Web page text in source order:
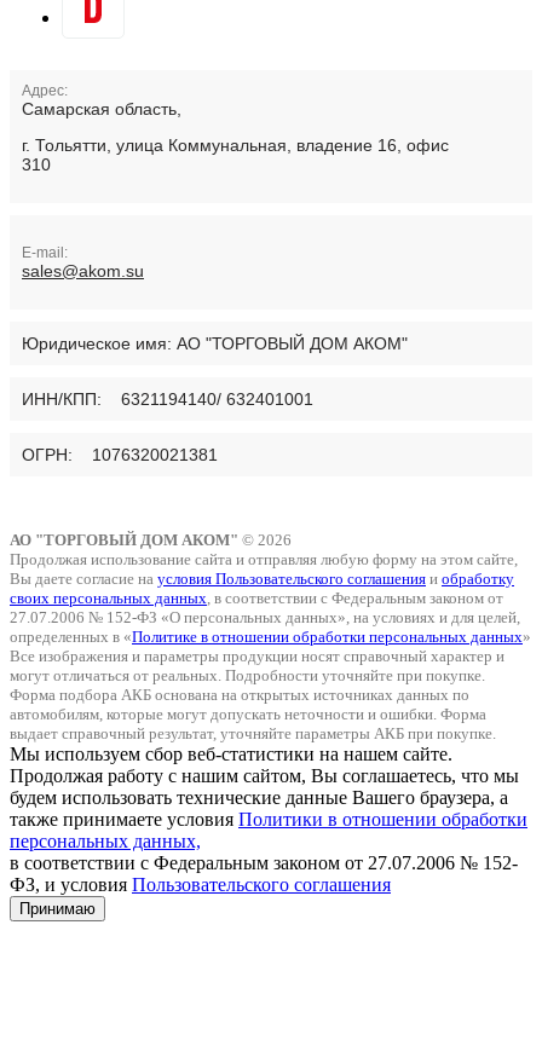
Юридическое имя: АО "ТОРГОВЫЙ ДОМ АКОМ"
ИНН/КПП: 6321194140/ 632401001
ОГРН: 1076320021381
Адрес:
Самарская область,
г. Тольятти, улица Коммунальная, владение 16, офис
310
E-mail:
sales@akom.su
АО "ТОРГОВЫЙ ДОМ АКОМ" © 2026
Продолжая использование сайта и отправляя любую форму на этом сайте,
Вы даете согласие на условия Пользовательского соглашения и обработку
своих персональных данных, в соответствии с Федеральным законом от
27.07.2006 № 152-ФЗ «О персональных данных», на условиях и для целей,
определенных в «Политике в отношении обработки персональных данных»
Все изображения и параметры продукции носят справочный характер и
могут отличаться от реальных. Подробности уточняйте при покупке.
Форма подбора АКБ основана на открытых источниках данных по
автомобилям, которые могут допускать неточности и ошибки. Форма
выдает справочный результат, уточняйте параметры АКБ при покупке.
Мы используем сбор веб-статистики на нашем сайте.
Продолжая работу с нашим сайтом, Вы соглашаетесь, что мы
будем использовать технические данные Вашего браузера, а
также принимаете условия Политики в отношении обработки
персональных данных,
в соответствии с Федеральным законом от 27.07.2006 № 152-
ФЗ, и условия Пользовательского соглашения
Принимаю